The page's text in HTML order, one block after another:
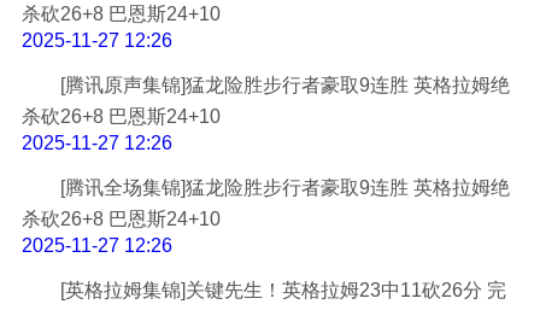
杀砍26+8 巴恩斯24+10
2025-11-27 12:26
[腾讯原声集锦]猛龙险胜步行者豪取9连胜 英格拉姆绝
杀砍26+8 巴恩斯24+10
2025-11-27 12:26
[腾讯全场集锦]猛龙险胜步行者豪取9连胜 英格拉姆绝
杀砍26+8 巴恩斯24+10
2025-11-27 12:26
[英格拉姆集锦]关键先生！英格拉姆23中11砍26分 完